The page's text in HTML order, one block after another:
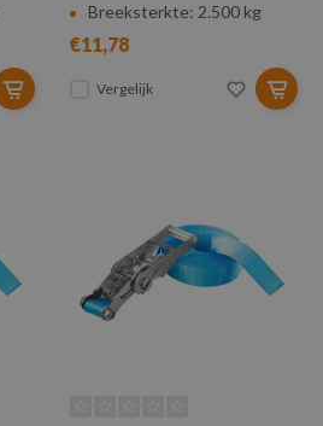
Breeksterkte: 2.500 kg
€11,78
Vergelijk